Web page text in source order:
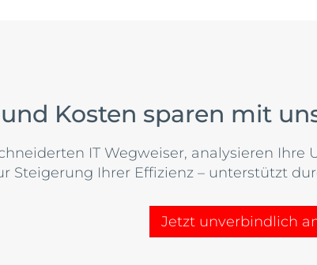
Kosten sparen mit
IT Wegweiser, analysieren
Steigerung Ihrer Effizienz – unterstützt
Jetzt unverbindlich